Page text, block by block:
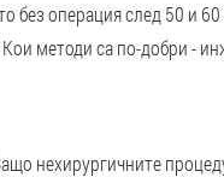
без операция след 50 и
методи са по-добри -
нехирургичните